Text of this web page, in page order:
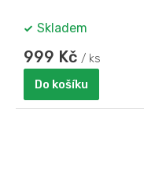
Skladem
999 Kč / ks
Do košíku